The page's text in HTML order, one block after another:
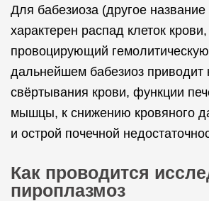
Для бабезиоза (другое название
характерен распад клеток крови,
провоцирующий
дальнейшем бабезиоз приводит
свёртывания крови, функции
мышцы, к снижению кровяного
и острой почечной
Как проводится
пироплазмоз